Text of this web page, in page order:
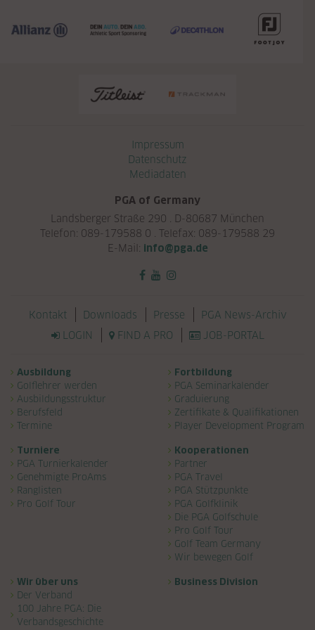
Impressum
Datenschutz
Mediadaten
PGA of Germany
Landsberger Straße 290 . D-80687 München
Telefon: 089-179588 0 . Telefax: 089-179588 29
E-Mail:
info@pga.de
Navigation überspringen
Kontakt Downloads Presse
PGA News-Archiv
LOGIN
FIND A PRO JOB-PORTAL
Navigation überspringen
Ausbildung
Golflehrer werden
Ausbildungsstruktur
Berufsfeld
Termine
Fortbildung
PGA Seminarkalender
Graduierung
Zertifikate & Qualifikationen
Player Development Program
Turniere
PGA Turnierkalender
Genehmigte ProAms
Ranglisten
Pro Golf Tour
Kooperationen
Partner
PGA Travel
PGA Stützpunkte
PGA Golfklinik
Die PGA Golfschule
Pro Golf Tour
Golf Team Germany
Wir bewegen Golf
Wir über uns
Der Verband
100 Jahre PGA: Die
Verbandsgeschichte
Business Division